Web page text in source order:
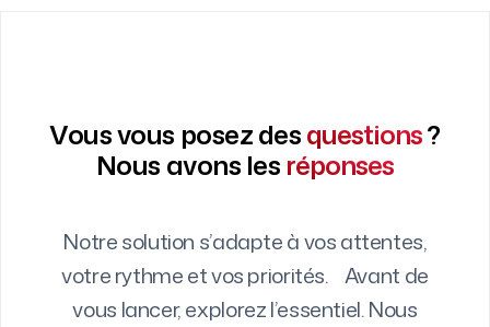
Vous vous posez desquestions?
Nous avons les réponses
Notre solution s’adapte à vos attentes,
votre rythme et vos priorités. Avant de
vous lancer, explorez l’essentiel. Nous